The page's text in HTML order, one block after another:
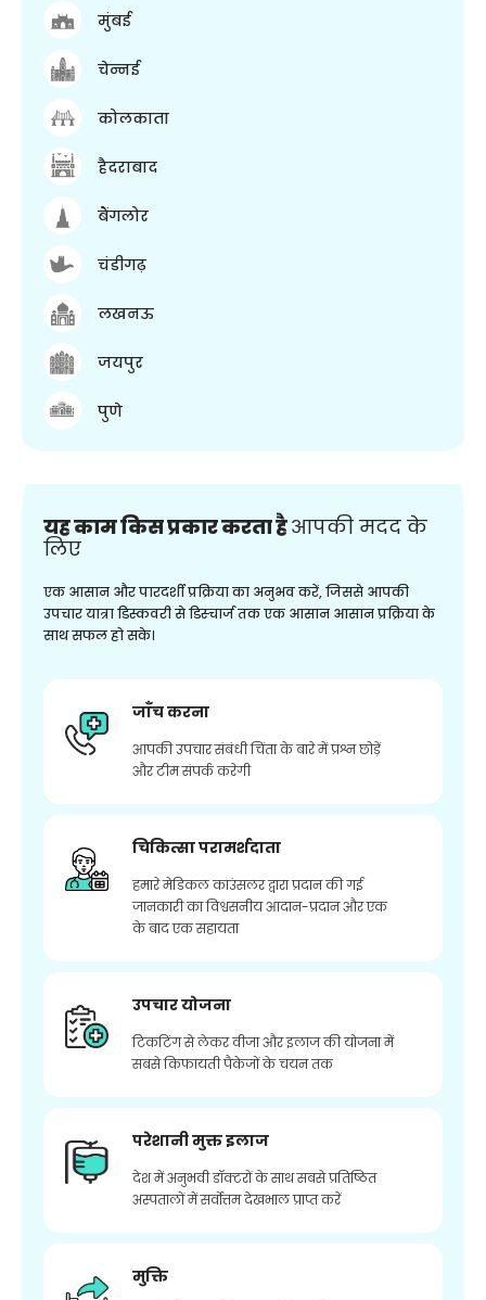
मुंबई
चेन्नई
कोलकाता
हैदराबाद
बैंगलोर
चंडीगढ़
लखनऊ
जयपुर
पुणे
यह काम किस प्रकार करता हैआपकी मदद के
लिए
एक आसान और पारदर्शी प्रक्रिया का अनुभव करें, जिससे आपकी
उपचार यात्रा डिस्कवरी से डिस्चार्ज तक एक आसान आसान प्रक्रिया के
साथ सफल हो सके।
जाँच करना
आपकी उपचार संबंधी चिंता के बारे में प्रश्न छोड़ें
और टीम संपर्क करेगी
चिकित्सा परामर्शदाता
हमारे मेडिकल काउंसलर द्वारा प्रदान की गई
जानकारी का विश्वसनीय आदान-प्रदान और एक
के बाद एक सहायता
उपचार योजना
टिकटिंग से लेकर वीजा और इलाज की योजना में
सबसे किफायती पैकेजों के चयन तक
परेशानी मुक्त इलाज
देश में अनुभवी डॉक्टरों के साथ सबसे प्रतिष्ठित
अस्पतालों में सर्वोत्तम देखभाल प्राप्त करें
मुक्ति